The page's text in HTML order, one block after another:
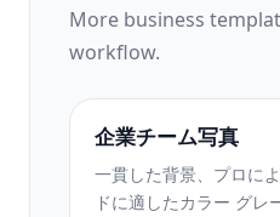
More business
workflow.
企業チーム写真
一貫した背景、プロに
ドに適したカラー グレ